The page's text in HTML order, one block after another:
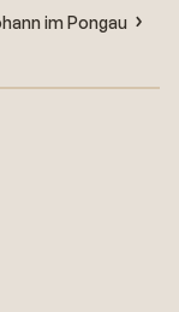
im Pongau